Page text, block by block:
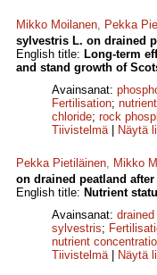
Mikko Moilanen, Pekka
sylvestris L. on drained
English title: Long-term
and stand growth of
Avainsanat:
Fertilisation;
chloride; rock
Tiivistelmä| Näytä
Pekka Pietiläinen, Mikko
on drained peatland
English title: Nutrient
Avainsanat:
sylvestris;
nutrient
Tiivistelmä| Näytä